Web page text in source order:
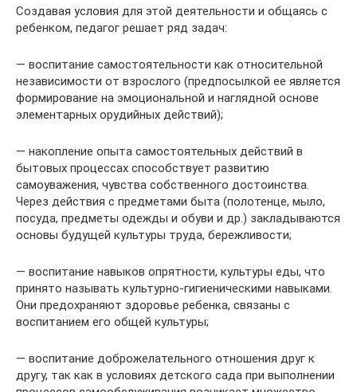
Создавая условия для этой деятельности и общаясь с
ребенком, педагог решает ряд задач:
— воспитание самостоятельности как относительной
независимости от взрослого (предпосылкой ее является
формирование на эмоциональной и наглядной основе
элементарных орудийных действий);
— накопление опыта самостоятельных действий в
бытовых процессах способствует развитию
самоуважения, чувства собственного достоинства.
Через действия с предметами быта (полотенце, мыло,
посуда, предметы одежды и обуви и др.) закладываются
основы будущей культуры труда, бережливости;
— воспитание навыков опрятности, культуры еды, что
принято называть культурно-гигиеническими навыками.
Они предохраняют здоровье ребенка, связаны с
воспитанием его общей культуры;
— воспитание доброжелательного отношения друг к
другу, так как в условиях детского сада при выполнении